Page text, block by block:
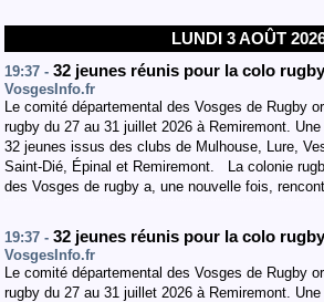
LUNDI 3 AOÛT
19:37 - 32 jeunes réunis pour la colo
VosgesInfo.fr
Le comité départemental des Vosges de Rugby
rugby du 27 au 31 juillet 2026 à Remiremont.
32 jeunes issus des clubs de Mulhouse, Lure,
Saint-Dié, Épinal et Remiremont. La colonie
des Vosges de rugby a, une nouvelle fois,
19:37 - 32 jeunes réunis pour la colo
VosgesInfo.fr
Le comité départemental des Vosges de Rugby
rugby du 27 au 31 juillet 2026 à Remiremont.